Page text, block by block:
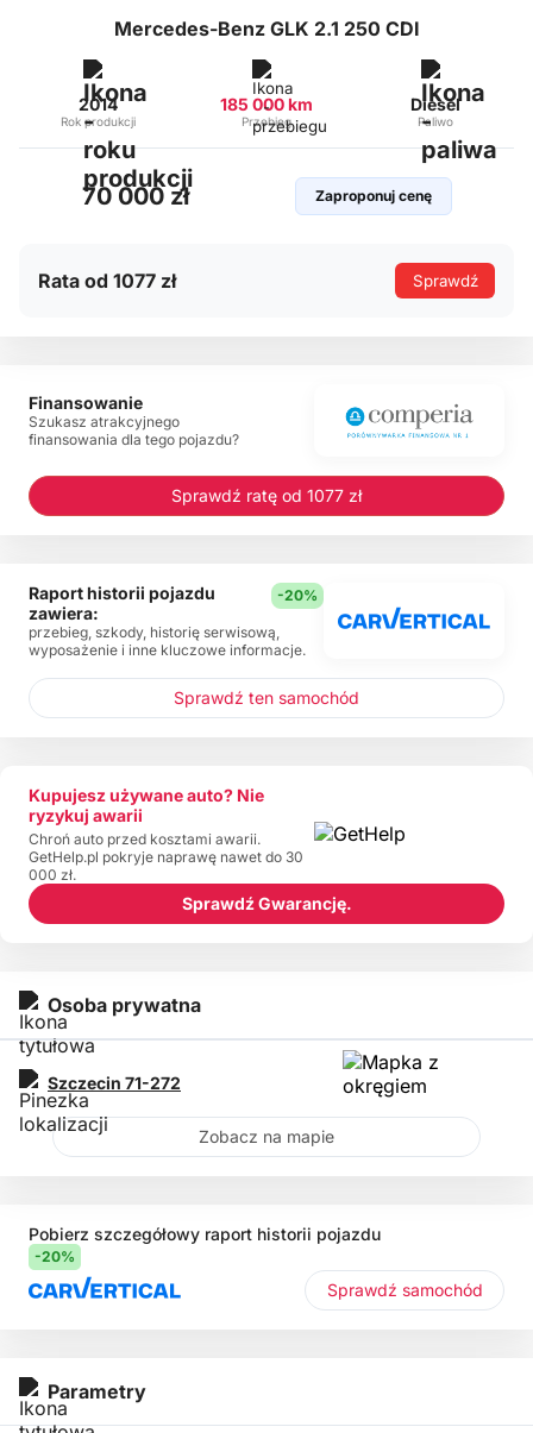
Pobierz szczegółowy raport historii pojazdu
-20%
Sprawdź samochód
Parametry
Mercedes-Benz GLK 2.1 250 CDI
2014
Rok produkcji
185 000 km
Przebieg
Diesel
Paliwo
70 000 zł Zaproponuj cenę
Rata od 1077 zł Sprawdź
Osoba prywatna
Szczecin 71-272
Zobacz na mapie
Finansowanie
Szukasz atrakcyjnego
finansowania dla tego pojazdu?
Sprawdź ratę od 1077 zł
Raport historii pojazdu
zawiera:
-20%
przebieg, szkody, historię serwisową,
wyposażenie i inne kluczowe informacje.
Sprawdź ten samochód
Kupujesz używane auto? Nie
ryzykuj awarii
Chroń auto przed kosztami awarii.
GetHelp.pl pokryje naprawę nawet do 30
000 zł.
Sprawdź Gwarancję.